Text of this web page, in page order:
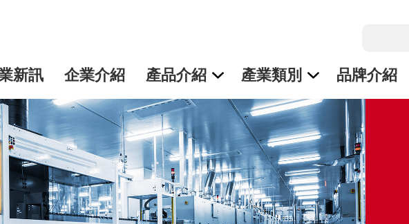
新訊 企業介紹 產品介紹 產業類別 品牌介紹